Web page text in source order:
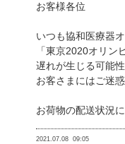
お客様各位
いつも協和医療器
「東京2020オリ
遅れが生じる可能性
お客さまにはご迷
お荷物の配送状況
2021.07.08 09:05